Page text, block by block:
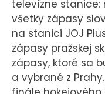
televízne stanice:
všetky zápasy
na stanici JOJ
zápasy pražskej
zápasy, ktoré sa
a vybrané z